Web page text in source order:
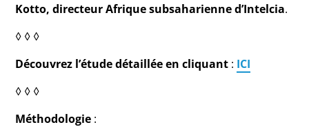
Kotto, directeur Afrique subsaharienne d’Intelcia.
◊ ◊ ◊
Découvrez l’étude détaillée en cliquant : ICI
◊ ◊ ◊
Méthodologie :